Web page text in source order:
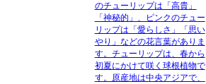
のチューリップは「高貴」
「神秘的」、ピンクのチュー
リップは「愛らしさ」「思い
やり」などの花言葉がありま
す。チューリップは、春から
初夏にかけて咲く球根植物で
す。原産地は中央アジアで、